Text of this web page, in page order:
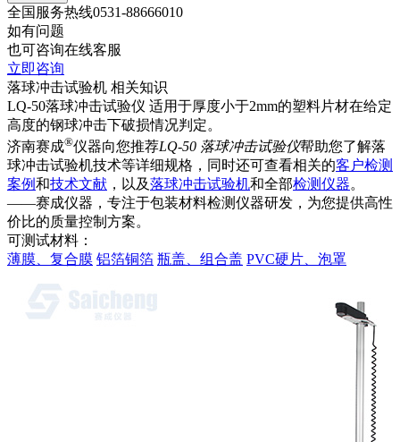
全国服务热线0531-88666010
如有问题
也可咨询在线客服
立即咨询
落球冲击试验机 相关知识
LQ-50落球冲击试验仪 适用于厚度小于2mm的塑料片材在给定
高度的钢球冲击下破损情况判定。
济南赛成®仪器向您推荐LQ-50 落球冲击试验仪帮助您了解落
球冲击试验机技术等详细规格，同时还可查看相关的客户检测
案例和技术文献 ，以及落球冲击试验机和全部检测仪器。
——赛成仪器，专注于包装材料检测仪器研发，为您提供高性
价比的质量控制方案。
可测试材料：
薄膜、复合膜 铝箔铜箔 瓶盖、组合盖 PVC硬片、泡罩